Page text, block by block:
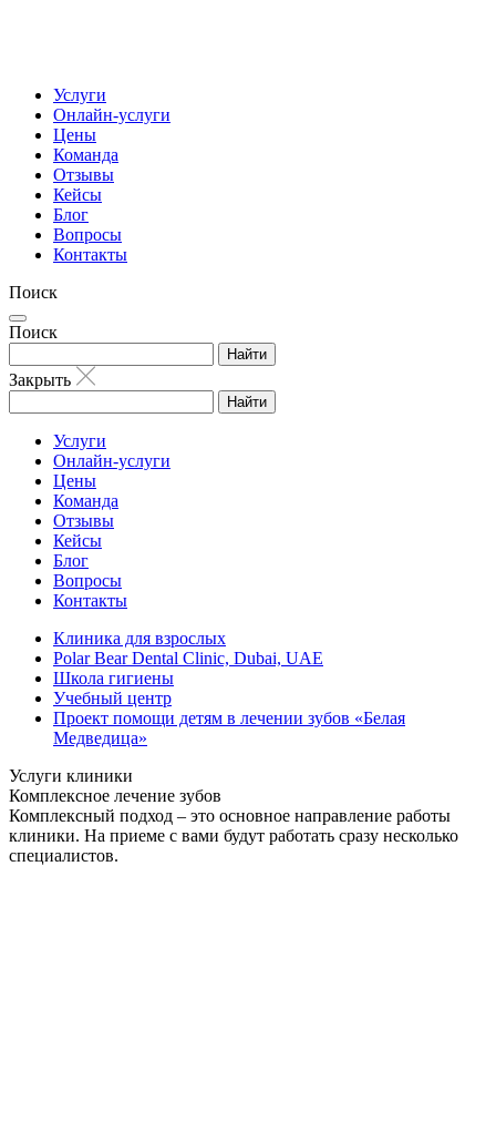
Услуги
Онлайн-услуги
Цены
Команда
Отзывы
Кейсы
Блог
Вопросы
Контакты
Поиск
Поиск
Найти
Закрыть
Найти
Услуги
Онлайн-услуги
Цены
Команда
Отзывы
Кейсы
Блог
Вопросы
Контакты
Клиника для взрослых
Polar Bear Dental Clinic, Dubai, UAE
Школа гигиены
Учебный центр
Проект помощи детям в лечении зубов «Белая
Медведица»
Услуги клиники
Комплексное лечение зубов
Комплексный подход – это основное направление работы
клиники. На приеме с вами будут работать сразу несколько
специалистов.